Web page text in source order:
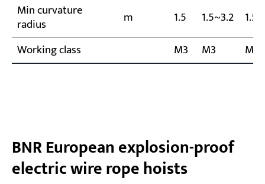
Min curvature
radius m 1.5 1.5~3.2
Working class
M3 M3 M3
BNR European explosion-proof
electric wire rope hoists